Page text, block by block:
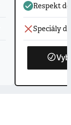
Respekt
Speciály